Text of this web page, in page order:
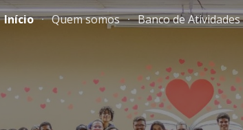
Skip to main content
Início Quem somos Banco de Atividades